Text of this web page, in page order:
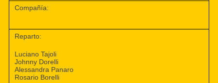
Compañía:
Reparto:
Luciano Tajoli
Johnny Dorelli
Alessandra Panaro
Rosario Borelli